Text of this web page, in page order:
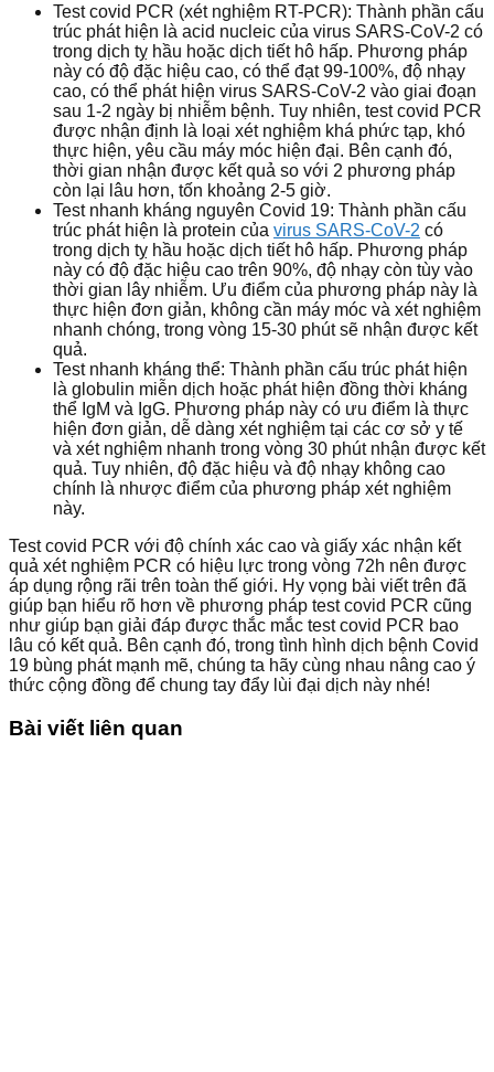
Test covid PCR (xét nghiệm RT-PCR): Thành phần cấu
trúc phát hiện là acid nucleic của virus SARS-CoV-2 có
trong dịch tỵ hầu hoặc dịch tiết hô hấp. Phương pháp
này có độ đặc hiệu cao, có thể đạt 99-100%, độ nhạy
cao, có thể phát hiện virus SARS-CoV-2 vào giai đoạn
sau 1-2 ngày bị nhiễm bệnh. Tuy nhiên, test covid PCR
được nhận định là loại xét nghiệm khá phức tạp, khó
thực hiện, yêu cầu máy móc hiện đại. Bên cạnh đó,
thời gian nhận được kết quả so với 2 phương pháp
còn lại lâu hơn, tốn khoảng 2-5 giờ.
Test nhanh kháng nguyên Covid 19: Thành phần cấu
trúc phát hiện là protein của virus SARS-CoV-2 có
trong dịch tỵ hầu hoặc dịch tiết hô hấp. Phương pháp
này có độ đặc hiệu cao trên 90%, độ nhạy còn tùy vào
thời gian lây nhiễm. Ưu điểm của phương pháp này là
thực hiện đơn giản, không cần máy móc và xét nghiệm
nhanh chóng, trong vòng 15-30 phút sẽ nhận được kết
quả.
Test nhanh kháng thể: Thành phần cấu trúc phát hiện
là globulin miễn dịch hoặc phát hiện đồng thời kháng
thể IgM và IgG. Phương pháp này có ưu điểm là thực
hiện đơn giản, dễ dàng xét nghiệm tại các cơ sở y tế
và xét nghiệm nhanh trong vòng 30 phút nhận được kết
quả. Tuy nhiên, độ đặc hiệu và độ nhạy không cao
chính là nhược điểm của phương pháp xét nghiệm
này.
Test covid PCR với độ chính xác cao và giấy xác nhận kết
quả xét nghiệm PCR có hiệu lực trong vòng 72h nên được
áp dụng rộng rãi trên toàn thế giới. Hy vọng bài viết trên đã
giúp bạn hiểu rõ hơn về phương pháp test covid PCR cũng
như giúp bạn giải đáp được thắc mắc test covid PCR bao
lâu có kết quả. Bên cạnh đó, trong tình hình dịch bệnh Covid
19 bùng phát mạnh mẽ, chúng ta hãy cùng nhau nâng cao ý
thức cộng đồng để chung tay đẩy lùi đại dịch này nhé!
Bài viết liên quan